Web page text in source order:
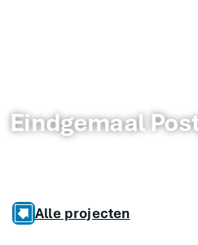
Eindgemaal
Alle projecten